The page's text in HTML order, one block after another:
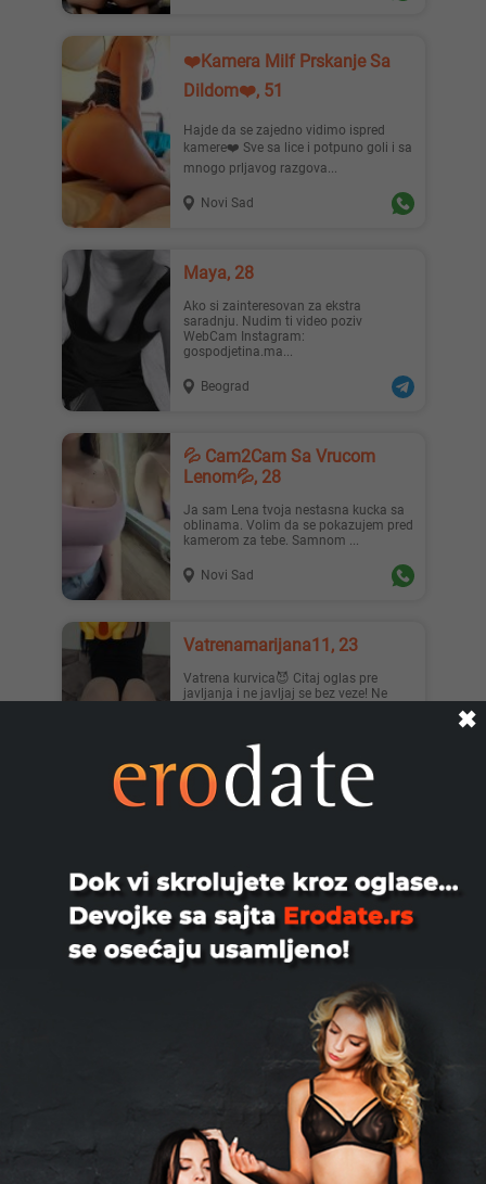
❤️Kamera Milf Prskanje Sa
Dildom❤️, 51
Hajde da se zajedno vidimo ispred
kamere❤️ Sve sa lice i potpuno goli i sa
mnogo prljavog razgova...
Novi Sad
Maya, 28
Ako si zainteresovan za ekstra
saradnju. Nudim ti video poziv
WebCam Instagram:
gospodjetina.ma...
Beograd
💦 Cam2Cam Sa Vrucom
Lenom💦, 28
Ja sam Lena tvoja nestasna kucka sa
oblinama. Volim da se pokazujem pred
kamerom za tebe. Samnom ...
Novi Sad
Vatrenamarijana11, 23
Vatrena kurvica😈 Citaj oglas pre
javljanja i ne javljaj se bez veze! Ne
Beograd
Vrelasisatamala, 23
razumemo,pre prvog online-a uzivo ...
Beograd
Preporuke live sec video
Porno Camera🎥, 23
✖